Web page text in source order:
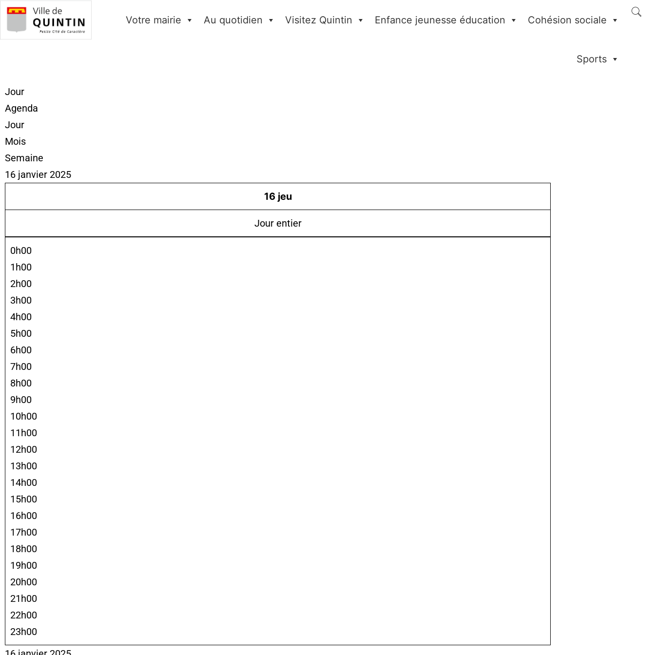
Votre mairie Au quotidien Visitez Quintin Enfance jeunesse éducation Cohésion sociale
Sports
Jour
Agenda
Jour
Mois
Semaine
16 janvier 2025
16 jeu
Jour entier
0h00
1h00
2h00
3h00
4h00
5h00
6h00
7h00
8h00
9h00
10h00
11h00
12h00
13h00
14h00
15h00
16h00
17h00
18h00
19h00
20h00
21h00
22h00
23h00